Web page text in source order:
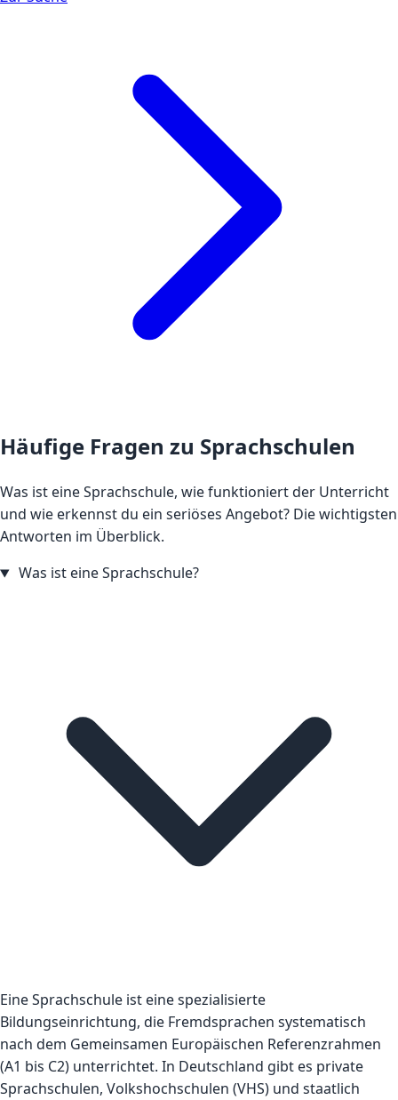
Häufige Fragen zu Sprachschulen
Was ist eine Sprachschule, wie funktioniert der Unterricht
und wie erkennst du ein seriöses Angebot? Die wichtigsten
Antworten im Überblick.
Was ist eine Sprachschule?
Eine Sprachschule ist eine spezialisierte
Bildungseinrichtung, die Fremdsprachen systematisch
nach dem Gemeinsamen Europäischen Referenzrahmen
(A1 bis C2) unterrichtet. In Deutschland gibt es private
Sprachschulen, Volkshochschulen (VHS) und staatlich